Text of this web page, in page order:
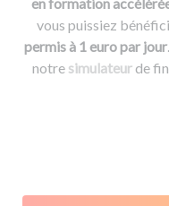
vous puissiez
permis à 1 euro par jour
notre simulateur de